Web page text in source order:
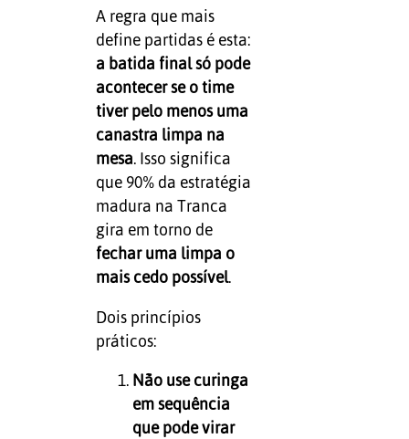
A regra que mais
define partidas é esta:
a batida final só pode
acontecer se o time
tiver pelo menos uma
canastra limpa na
mesa. Isso significa
que 90% da estratégia
madura na Tranca
gira em torno de
fechar uma limpa o
mais cedo possível.
Dois princípios
práticos:
Não use curinga
em sequência
que pode virar